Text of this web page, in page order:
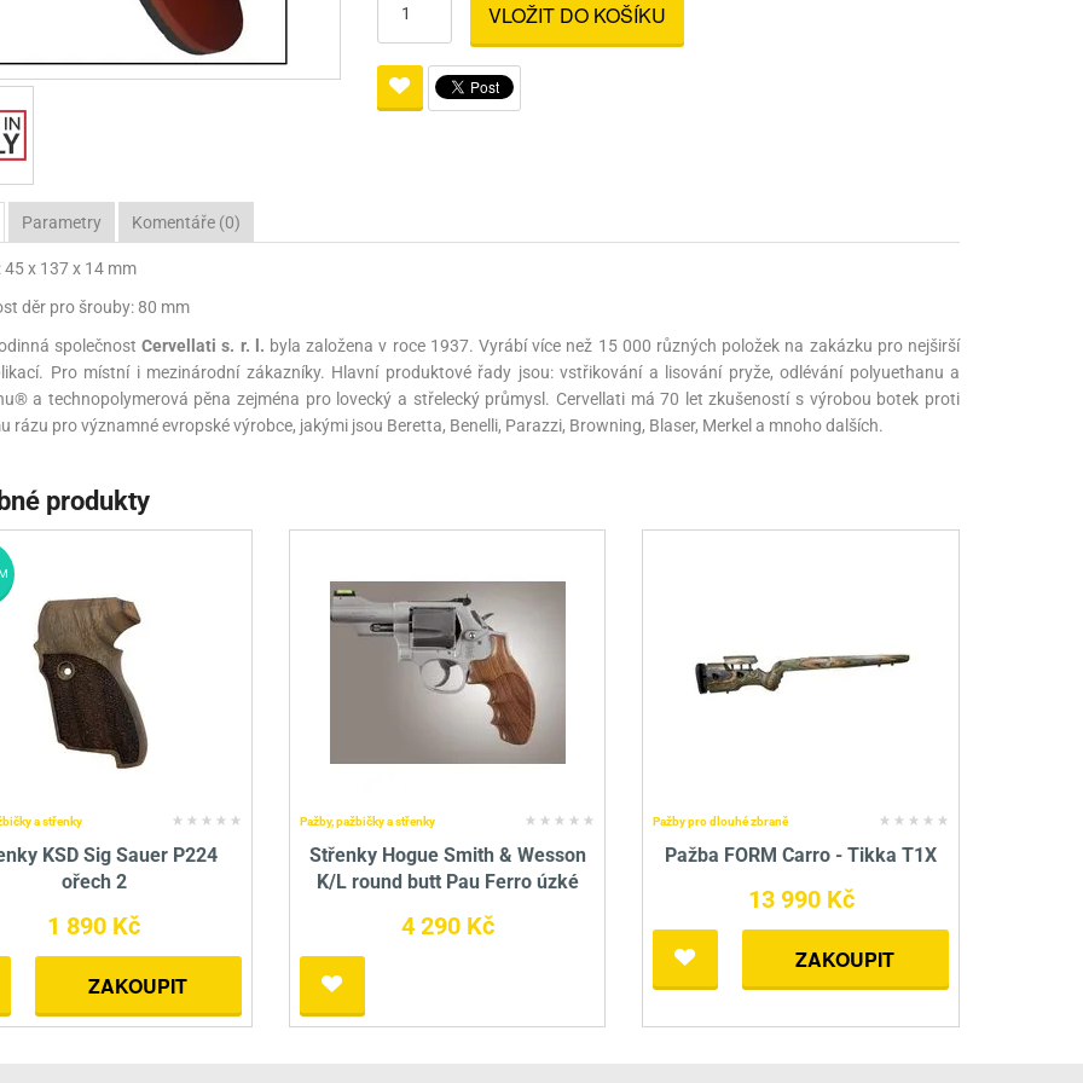
na ZP
Pro lištu weaver a picatinny
Adaptéry
Náboje na ZP Pistolové a revolverové náboje
Puškové náboje
Ochranné prostředky
Rowan Engineering
Bipody, stolice a vaky
Ostatní Svítilny
VLOŽIT DO KOŠÍKU
Parametry Komentáře (0)
x 137 x 14 mm
děr pro šrouby: 80 mm
společnostCervellati s. r. l. byla založena v roce 1937. Vyrábí více než 15 000 různých položek na zakázku pro nejširší
Pro místní i mezinárodní zákazníky. Hlavní produktové řady jsou: vstřikování a lisování pryže, odlévání polyuethanu a
a technopolymerová pěna zejména pro lovecký a střelecký průmysl. Cervellati má 70 let zkušeností s výrobou botek proti
rázu pro významné evropské výrobce, jakými jsou Beretta, Benelli, Parazzi, Browning, Blaser, Merkel a mnoho dalších.
produkty
a střenky
KSD Sig Sauer P224
ořech 2
1 890 Kč
ZAKOUPIT
Pažby, pažbičky a střenky
Střenky Hogue Smith & Wesson
K/L round butt Pau Ferro úzké
4 290 Kč
Pažby pro dlouhé zbraně
Pažba FORM Carro - Tikka T1X
13 990 Kč
ZAKOUPIT